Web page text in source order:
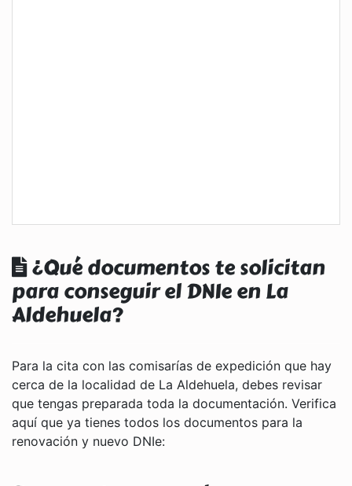
¿Qué documentos te solicitan
para conseguir el DNIe en La
Aldehuela?
Para la cita con las comisarías de expedición que hay
cerca de la localidad de La Aldehuela, debes revisar
que tengas preparada toda la documentación. Verifica
aquí que ya tienes todos los documentos para la
renovación y nuevo DNIe: